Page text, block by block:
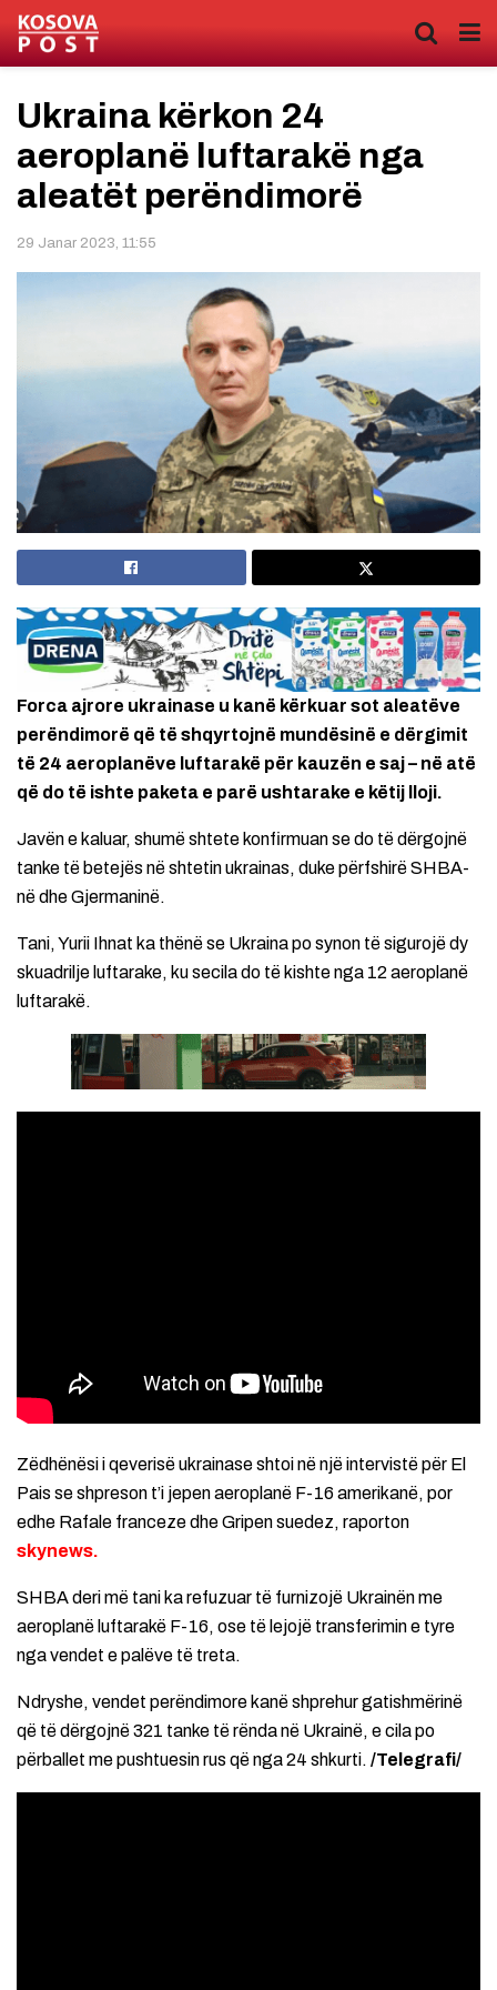
Ukraina kërkon 24
aeroplanë luftarakë nga
aleatët perëndimorë
29 Janar 2023, 11:55
Forca ajrore ukrainase u kanë kërkuar sot aleatëve
perëndimorë që të shqyrtojnë mundësinë e dërgimit
të 24 aeroplanëve luftarakë për kauzën e saj – në atë
që do të ishte paketa e parë ushtarake e këtij lloji.
Javën e kaluar, shumë shtete konfirmuan se do të dërgojnë
tanke të betejës në shtetin ukrainas, duke përfshirë SHBA-
në dhe Gjermaninë.
Tani, Yurii Ihnat ka thënë se Ukraina po synon të sigurojë dy
skuadrilje luftarake, ku secila do të kishte nga 12 aeroplanë
luftarakë.
Zëdhënësi i qeverisë ukrainase shtoi në një intervistë për El
Pais se shpreson t’i jepen aeroplanë F-16 amerikanë, por
edhe Rafale franceze dhe Gripen suedez, raporton
skynews.
SHBA deri më tani ka refuzuar të furnizojë Ukrainën me
aeroplanë luftarakë F-16, ose të lejojë transferimin e tyre
nga vendet e palëve të treta.
Ndryshe, vendet perëndimore kanë shprehur gatishmërinë
që të dërgojnë 321 tanke të rënda në Ukrainë, e cila po
përballet me pushtuesin rus që nga 24 shkurti. /Telegrafi/